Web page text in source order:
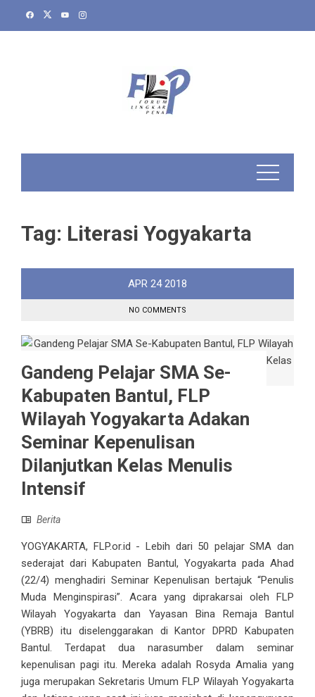
Tag: Literasi Yogyakarta
APR 24 2018
NO COMMENTS
Gandeng Pelajar SMA Se-
Kabupaten Bantul, FLP
Wilayah Yogyakarta Adakan
Seminar Kepenulisan
Dilanjutkan Kelas Menulis
Intensif
Berita
YOGYAKARTA, FLP.or.id - Lebih dari 50 pelajar SMA dan
sederajat dari Kabupaten Bantul, Yogyakarta pada Ahad
(22/4) menghadiri Seminar Kepenulisan bertajuk “Penulis
Muda Menginspirasi”. Acara yang diprakarsai oleh FLP
Wilayah Yogyakarta dan Yayasan Bina Remaja Bantul
(YBRB) itu diselenggarakan di Kantor DPRD Kabupaten
Bantul. Terdapat dua narasumber dalam seminar
kepenulisan pagi itu. Mereka adalah Rosyda Amalia yang
juga merupakan Sekretaris Umum FLP Wilayah Yogyakarta